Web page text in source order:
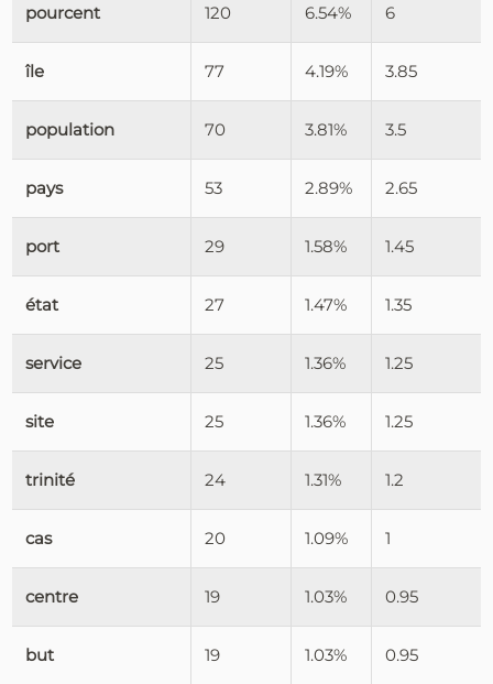
pourcent 120 6.54% 6
île 77 4.19% 3.85
population 70 3.81% 3.5
pays 53 2.89% 2.65
port 29 1.58% 1.45
état 27 1.47% 1.35
service 25 1.36% 1.25
site 25 1.36% 1.25
trinité 24 1.31% 1.2
cas 20 1.09% 1
centre 19 1.03% 0.95
but 19 1.03% 0.95